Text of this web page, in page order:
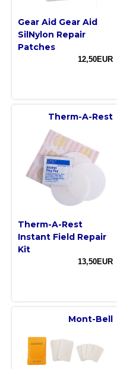
Gear Aid Gear Aid
SilNylon Repair
Patches
12,50EUR
Therm-A-Rest
Therm-A-Rest
Instant Field Repair
Kit
13,50EUR
Mont-Bell